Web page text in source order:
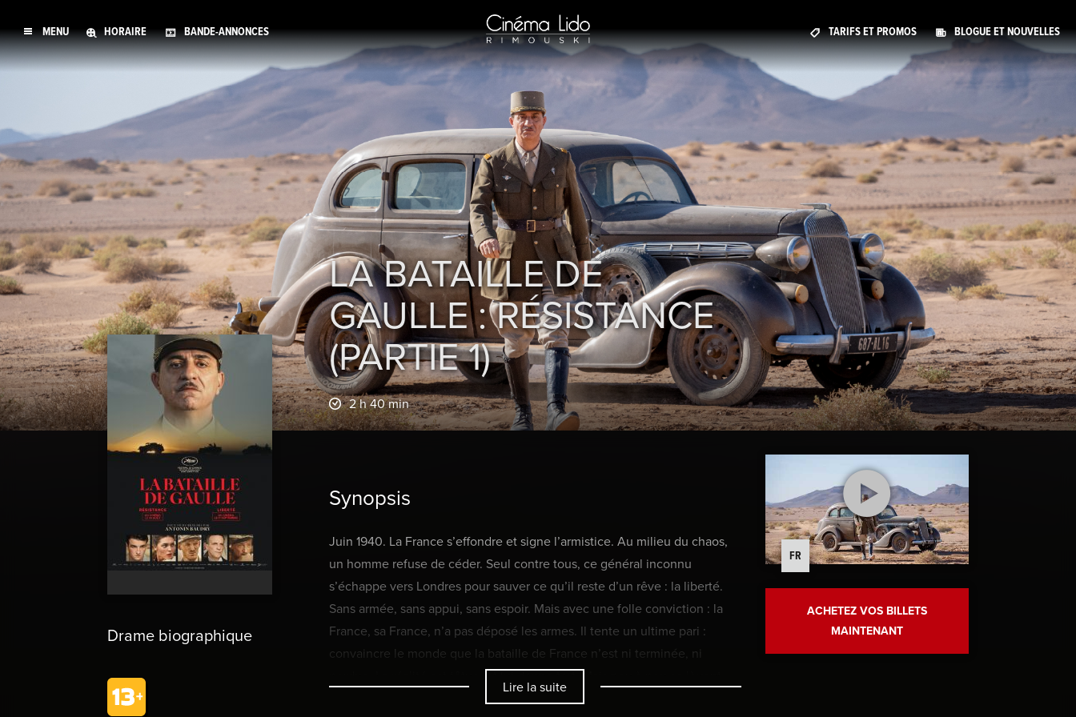
MENU HORAIRE BANDE-ANNONCES TARIFS ET PROMOS BLOGUE ET NOUVELLES
Drame biographique
LA BATAILLE DE
GAULLE : RÉSISTANCE
(PARTIE 1)
2 h 40 min
Synopsis
Juin 1940. La France s’effondre et signe l’armistice. Au milieu du chaos,
un homme refuse de céder. Seul contre tous, ce général inconnu
s’échappe vers Londres pour sauver ce qu’il reste d’un rêve : la liberté.
Sans armée, sans appui, sans espoir. Mais avec une folle conviction : la
France, sa France, n’a pas déposé les armes. Il tente un ultime pari :
convaincre le monde que la bataille de France n’est ni terminée, ni
perdue. La réalité est têtue, et lui donne tort. Mais peu à peu se lèvent
autour de lui en Angleterre, en France et en Afrique des résistants de
Lire la suite
FR
ACHETEZ VOS BILLETS
MAINTENANT